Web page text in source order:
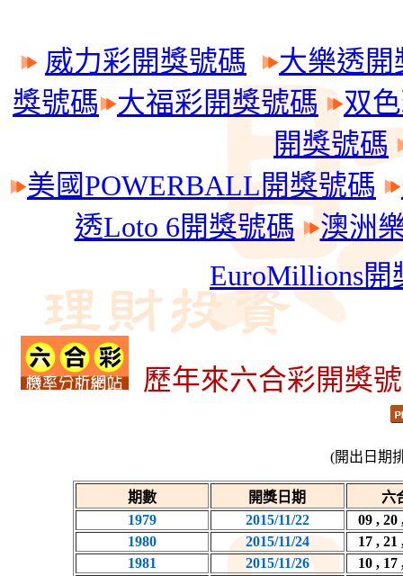
威力彩開獎號碼
大樂透開
獎號碼
大福彩開獎號碼
双
開獎號碼
美國POWERBALL開獎號碼
透Loto 6開獎號碼
澳洲
EuroMillions開
歷年來六合彩開獎
(開出日期
期數 開獎日期
六
1979
2015/11/22
09 , 20
1980
2015/11/24
17 ,
1981
2015/11/26
10 ,